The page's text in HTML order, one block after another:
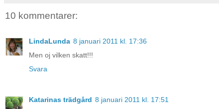
10 kommentarer:
LindaLunda 8 januari 2011 kl. 17:36
Men oj vilken skatt!!!
Svara
Katarinas trädgård 8 januari 2011 kl. 17:51